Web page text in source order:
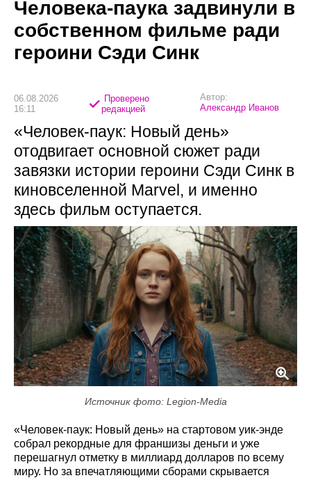
Человека-паука задвинули в
собственном фильме ради
героини Сэди Синк
06.08.2026
16:11
Проверено
редакцией
Автор:
Александр Иванов
«Человек-паук: Новый день»
отодвигает основной сюжет ради
завязки истории героини Сэди Синк в
киновселенной Marvel, и именно
здесь фильм оступается.
Источник фото: Legion-Media
«Человек-паук: Новый день» на стартовом уик-энде
собрал рекордные для франшизы деньги и уже
перешагнул отметку в миллиард долларов по всему
миру. Но за впечатляющими сборами скрывается